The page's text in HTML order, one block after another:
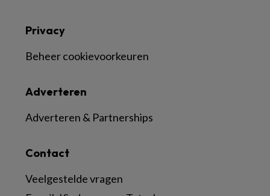
Contact
Veelgestelde vragen
Adverteren
Adverteren & Partnerships
Privacy
Beheer cookievoorkeuren